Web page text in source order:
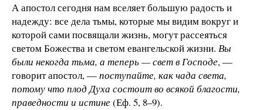
А апостол сегодня нам вселяет большую радость и
надежду: все дела тьмы, которые мы видим вокруг и
которой сами посвящали жизнь, могут рассеяться
светом Божества и светом евангельской жизни. Вы
были некогда тьма, а теперь — свет в Господе, —
говорит апостол, —поступайте, как чада света,
потому что плод Духа состоит во всякой благости,
праведности и истине(Еф. 5, 8–9).